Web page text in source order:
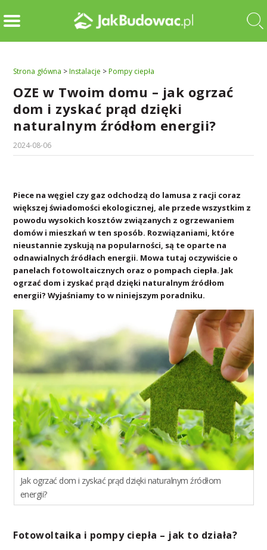
Strona główna >Instalacje >Pompy ciepła
OZE w Twoim domu – jak ogrzać
dom i zyskać prąd dzięki
naturalnym źródłom energii?
2024-08-06
Piece na węgiel czy gaz odchodzą do lamusa z racji coraz
większej świadomości ekologicznej, ale przede wszystkim z
powodu wysokich kosztów związanych z ogrzewaniem
domów i mieszkań w ten sposób. Rozwiązaniami, które
nieustannie zyskują na popularności, są te oparte na
odnawialnych źródłach energii. Mowa tutaj oczywiście o
panelach fotowoltaicznych oraz o pompach ciepła. Jak
ogrzać dom i zyskać prąd dzięki naturalnym źródłom
energii? Wyjaśniamy to w niniejszym poradniku.
Jak ogrzać dom i zyskać prąd dzięki naturalnym źródłom
energii?
Fotowoltaika i pompy ciepła – jak to działa?